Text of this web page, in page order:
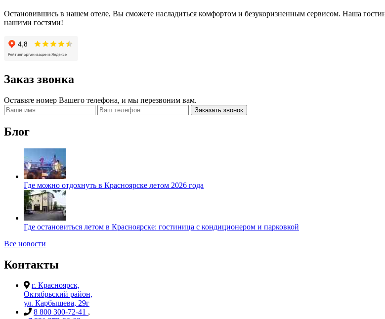
Остановившись в нашем отеле, Вы сможете насладиться комфортом и безукоризненным сервисом. Наша
нашими гостями!
Заказ звонка
Оставьте номер Вашего телефона, и мы перезвоним вам.
Заказать звонок
Блог
Где можно отдохнуть в Красноярске летом 2026 года
Где остановиться летом в Красноярске: гостиница с кондиционером и парковкой
Все новости
Контакты
г. Красноярск,
Октябрьский район,
ул. Карбышева, 29г
8 800 300-72-41 ,